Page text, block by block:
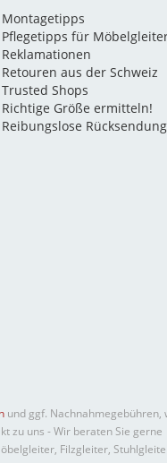
Montagetipps
Pflegetipps für
Reklamationen
Retouren aus der Schweiz
Trusted Shops
Richtige Größe ermitteln!
Reibungslose Rücksendung
und ggf. Nachnahmegebühren,
zu uns - Wir beraten Sie gerne
Filzgleiter,